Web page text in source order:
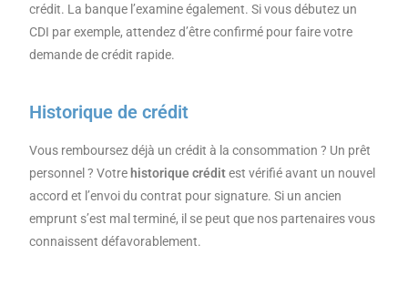
crédit. La banque l’examine également. Si vous débutez un
CDI par exemple, attendez d’être confirmé pour faire votre
demande de crédit rapide.
Historique de crédit
Vous remboursez déjà un crédit à la consommation ? Un prêt
personnel ? Votre historique créditest vérifié avant un nouvel
accord et l’envoi du contrat pour signature. Si un ancien
emprunt s’est mal terminé, il se peut que nos partenaires vous
connaissent défavorablement.